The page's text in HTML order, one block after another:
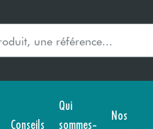
Conseils
Qui
sommes-
Nos